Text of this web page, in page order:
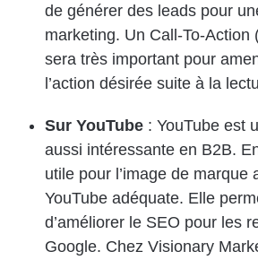
de générer des leads pour
marketing. Un Call-To-Action
sera très important pour
l’action désirée suite à la
Sur YouTube : YouTube est
aussi intéressante en B2B.
utile pour l’image de marque
YouTube adéquate. Elle
d’améliorer le SEO pour les
Google. Chez Visionary